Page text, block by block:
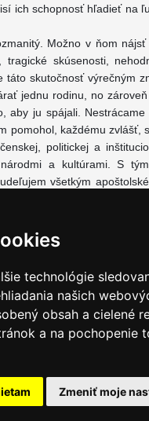
technológie
našich
obsah a cielené
a na pochopenie
Zmeniť moje
ich schopnosť hľadieť na
Možno v ňom nájsť
skúsenosti,
skutočnosť výrečným
jednu rodinu, no
aby ju spájali. Nestrácame
pomohol, každému zvlášť,
politickej a
a kultúrami. S
všetkým
v tejto dôležitej oblasti.
Kontakt Ochrana osobných